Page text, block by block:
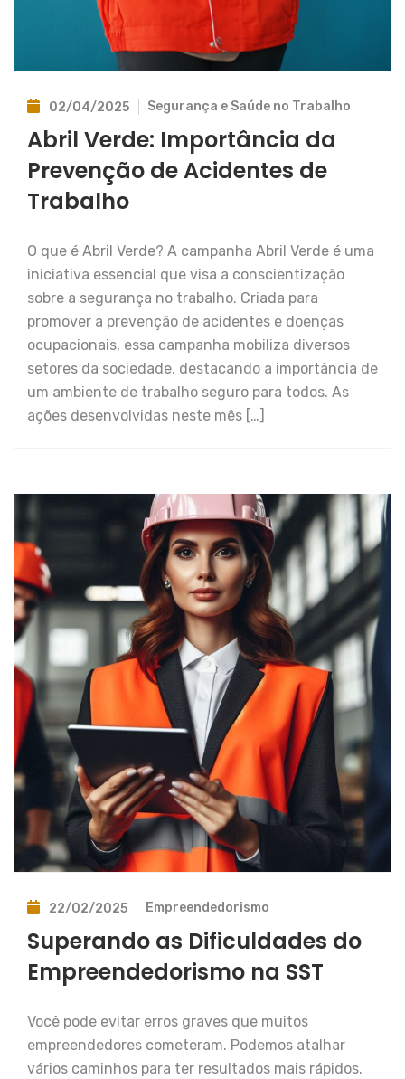
02/04/2025 Segurança e Saúde no Trabalho
Abril Verde: Importância da
Prevenção de Acidentes de
Trabalho
O que é Abril Verde? A campanha Abril Verde é uma
iniciativa essencial que visa a conscientização
sobre a segurança no trabalho. Criada para
promover a prevenção de acidentes e doenças
ocupacionais, essa campanha mobiliza diversos
setores da sociedade, destacando a importância de
um ambiente de trabalho seguro para todos. As
ações desenvolvidas neste mês […]
22/02/2025 Empreendedorismo
Superando as Dificuldades do
Empreendedorismo na SST
Você pode evitar erros graves que muitos
empreendedores cometeram. Podemos atalhar
vários caminhos para ter resultados mais rápidos.